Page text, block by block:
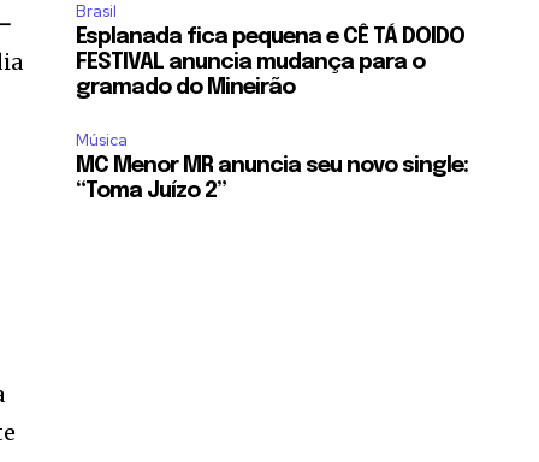
Brasil
Esplanada fica pequena e CÊ TÁ DOIDO
FESTIVAL anuncia mudança para o
gramado do Mineirão
Música
MC Menor MR anuncia seu novo single:
“Toma Juízo 2”